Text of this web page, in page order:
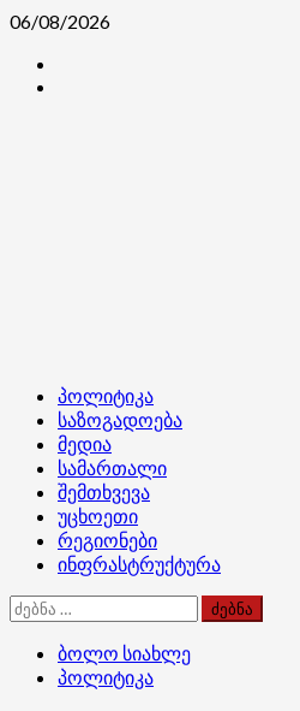
Skip
content
06/08/2026
Primary
Menu
პოლიტიკა
საზოგადოება
მედია
სამართალი
შემთხვევა
უცხოეთი
რეგიონები
ინფრასტრუქტურა
ძებნა:
ბოლო სიახლე
პოლიტიკა